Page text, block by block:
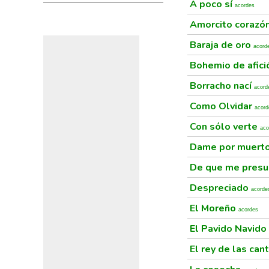
A poco sí acordes
Amorcito
Baraja de oro
Bohemio de
Borracho nací
Como Olvidar
Con sólo verte
Dame por
De que me
Despreciado
El Moreño acordes
El Pavido Navido
El rey de las